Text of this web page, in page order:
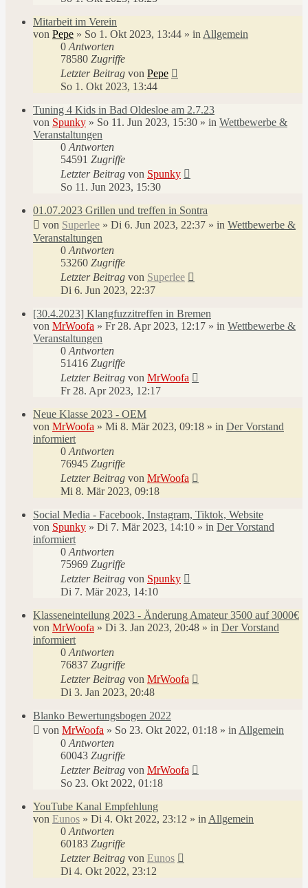
Mitarbeit im Verein
von Pepe » So 1. Okt 2023, 13:44 » in Allgemein
0 Antworten
78580 Zugriffe
Letzter Beitrag von Pepe
So 1. Okt 2023, 13:44
Tuning 4 Kids in Bad Oldesloe am 2.7.23
von Spunky » So 11. Jun 2023, 15:30 » in Wettbewerbe &
Veranstaltungen
0 Antworten
54591 Zugriffe
Letzter Beitrag von Spunky
So 11. Jun 2023, 15:30
01.07.2023 Grillen und treffen in Sontra
von Superlee » Di 6. Jun 2023, 22:37 » in Wettbewerbe &
Veranstaltungen
0 Antworten
53260 Zugriffe
Letzter Beitrag von Superlee
Di 6. Jun 2023, 22:37
[30.4.2023] Klangfuzzitreffen in Bremen
von MrWoofa » Fr 28. Apr 2023, 12:17 » in Wettbewerbe &
Veranstaltungen
0 Antworten
51416 Zugriffe
Letzter Beitrag von MrWoofa
Fr 28. Apr 2023, 12:17
Neue Klasse 2023 - OEM
von MrWoofa » Mi 8. Mär 2023, 09:18 » in Der Vorstand
informiert
0 Antworten
76945 Zugriffe
Letzter Beitrag von MrWoofa
Mi 8. Mär 2023, 09:18
Social Media - Facebook, Instagram, Tiktok, Website
von Spunky » Di 7. Mär 2023, 14:10 » in Der Vorstand
informiert
0 Antworten
75969 Zugriffe
Letzter Beitrag von Spunky
Di 7. Mär 2023, 14:10
Klasseneinteilung 2023 - Änderung Amateur 3500 auf 3000€
von MrWoofa » Di 3. Jan 2023, 20:48 » in Der Vorstand
informiert
0 Antworten
76837 Zugriffe
Letzter Beitrag von MrWoofa
Di 3. Jan 2023, 20:48
Blanko Bewertungsbogen 2022
von MrWoofa » So 23. Okt 2022, 01:18 » in Allgemein
0 Antworten
60043 Zugriffe
Letzter Beitrag von MrWoofa
So 23. Okt 2022, 01:18
YouTube Kanal Empfehlung
von Eunos » Di 4. Okt 2022, 23:12 » in Allgemein
0 Antworten
60183 Zugriffe
Letzter Beitrag von Eunos
Di 4. Okt 2022, 23:12